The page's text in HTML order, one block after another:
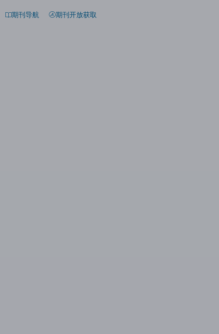
期刊导航 期刊开放获取